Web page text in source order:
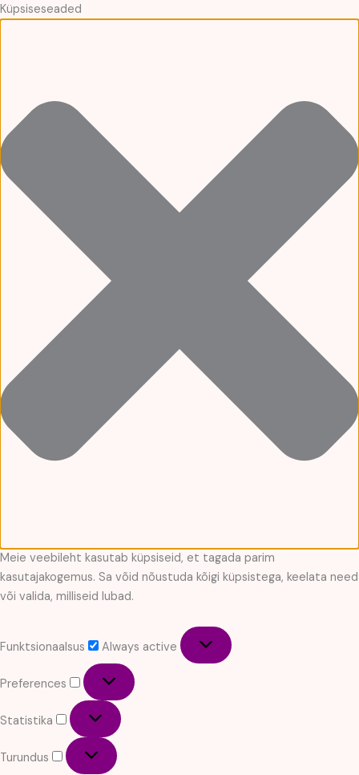
Küpsiseseaded
Meie veebileht kasutab küpsiseid, et tagada parim
kasutajakogemus. Sa võid nõustuda kõigi küpsistega, keelata need
või valida, milliseid lubad.
Funktsionaalsus
Funktsionaalsus
Always active
Preferences
Preferences
Statistika
Statistika
Turundus
Turundus